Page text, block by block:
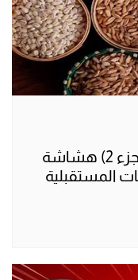
الجغرافيا السياسية للحبوب (الجزء 2) هشاشة
المستقبلية